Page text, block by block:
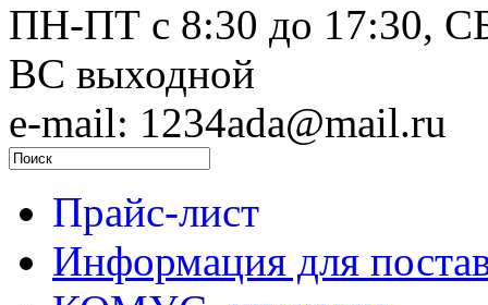
ПН-ПТ c 8:30 до 17:30,
ВС выходной
e-mail: 1234ada@mail.ru
Прайс-лист
Информация для